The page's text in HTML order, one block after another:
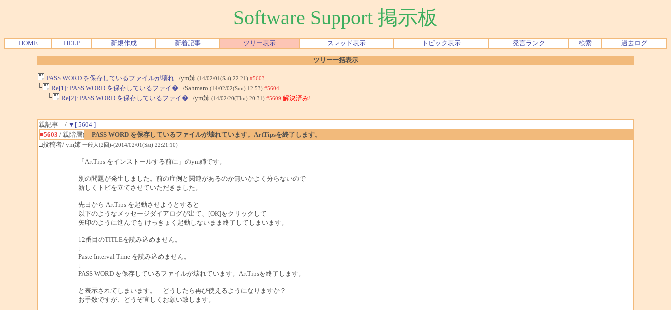
Software Support 掲示板
HOME HELP 新規作成 新着記事 ツリー表示 スレッド表示 トピック表示 発言ランク 検索 過去ログ
ツリー一括表示
PASS WORD を保存しているファイルが壊れ.. /ym姉 (14/02/01(Sat) 22:21) #5603
└ Re[1]: PASS WORD を保存しているファイ�.. /Sahmaro (14/02/02(Sun) 12:53) #5604
└ Re[2]: PASS WORD を保存しているファイ�.. /ym姉 (14/02/20(Thu) 20:31) #5609 解決済み!
親記事 / ▼[ 5604 ]
■5603 / 親階層)
PASS WORD を保存しているファイルが壊れています。ArtTipsを終了します。
□投稿者/ ym姉 一般人(2回)-(2014/02/01(Sat) 22:21:10)
「ArtTips をインストールする前に」のym姉です。
別の問題が発生しました。前の症例と関連があるのか無いかよく分らないので
新しくトビを立てさせていただきました。
先日から ArtTips を起動させようとすると
以下のようなメッセージダイアログが出て、[OK]をクリックして
矢印のように進んでも けっきょく起動しないまま終了してしまいます。
12番目のTITLEを読み込めません。
↓
Paste Interval Time を読み込めません。
↓
PASS WORD を保存しているファイルが壊れています。ArtTipsを終了します。
と表示されてしまいます。 どうしたら再び使えるようになりますか？
お手数ですが、どうぞ宜しくお願い致します。